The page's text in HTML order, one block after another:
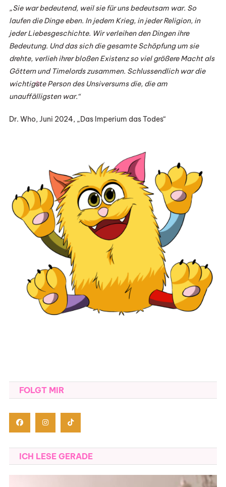
„Sie war bedeutend, weil sie für uns bedeutsam war. So
laufen die Dinge eben. In jedem Krieg, in jeder Religion, in
jeder Liebesgeschichte. Wir verleihen den Dingen ihre
Bedeutung. Und das sich die gesamte Schöpfung um sie
drehte, verlieh ihrer bloßen Existenz so viel größere Macht als
Göttern und Timelords zusammen. Schlussendlich war die
wichtigste Person des Unsiversums die, die am
unauffälligsten war.“
Dr. Who, Juni 2024, „Das Imperium das Todes“
FOLGT MIR
ICH LESE GERADE